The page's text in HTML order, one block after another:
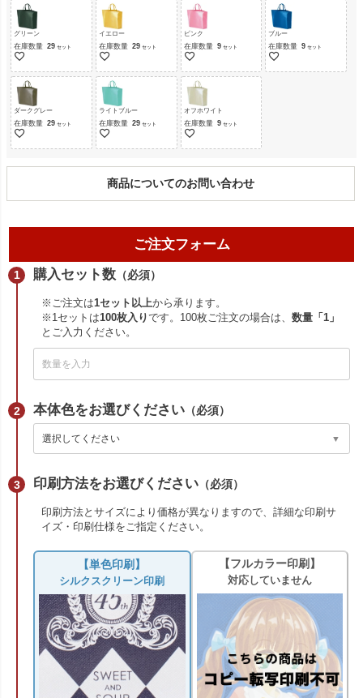
グリーン
在庫数量 29
イエロー
在庫数量 29
ピンク
在庫数量 9
ブルー
在庫数量 9
ダークグレー
在庫数量 29
ライトブルー
在庫数量 29
オフホワイト
在庫数量 9
商品についてのお問い合わせ
ご注文フォーム
購入セット数 （必須）
※ご注文は1セット以上から承ります。
※1セットは100枚入りです。100枚ご注文の場合は、数量「1」
とご入力ください。
本体色をお選びください （必須）
印刷方法をお選びください （必須）
印刷方法とサイズにより価格が異なりますので、詳細な印刷サ
イズ・印刷仕様をご指定ください。
【単色印刷】
シルクスクリーン印刷
【フルカラー印刷】
対応していません